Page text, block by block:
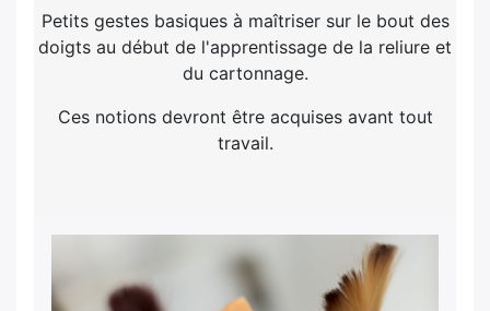
Petits gestes basiques à maîtriser sur le bout des
doigts au début de l'apprentissage de la reliure et
du cartonnage.
Ces notions devront être acquises avant tout
travail.